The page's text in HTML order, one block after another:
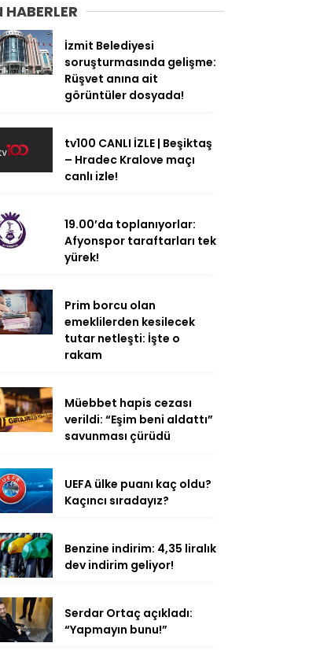
HABERLER
İzmit Belediyesi
soruşturmasında gelişme:
Rüşvet anına ait
görüntüler dosyada!
tv100 CANLI İZLE | Beşiktaş
– Hradec Kralove maçı
canlı izle!
19.00’da toplanıyorlar:
Afyonspor taraftarları tek
yürek!
Prim borcu olan
emeklilerden kesilecek
tutar netleşti: İşte o
rakam
Müebbet hapis cezası
verildi: “Eşim beni aldattı”
savunması çürüdü
UEFA ülke puanı kaç oldu?
Kaçıncı sıradayız?
Benzine indirim: 4,35 liralık
dev indirim geliyor!
Serdar Ortaç açıkladı:
“Yapmayın bunu!”